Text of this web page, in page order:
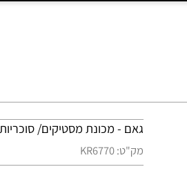
גאם -מכונת מסטיקים/ סוכריות
מק"ט: KR6770